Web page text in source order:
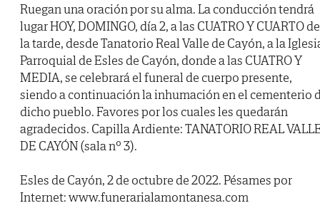
Ruegan una oración por su alma. La conducción tendrá
lugar HOY, DOMINGO, día 2, a las CUATRO Y CUARTO de
la tarde, desde Tanatorio Real Valle de Cayón, a la
Parroquial de Esles de Cayón, donde a las CUATRO Y
MEDIA, se celebrará el funeral de cuerpo presente,
siendo a continuación la inhumación en el cementerio
dicho pueblo. Favores por los cuales les quedarán
agradecidos. Capilla Ardiente: TANATORIO REAL
DE CAYÓN (sala nº 3).
Esles de Cayón, 2 de octubre de 2022. Pésames por
Internet: www.funerarialamontanesa.com